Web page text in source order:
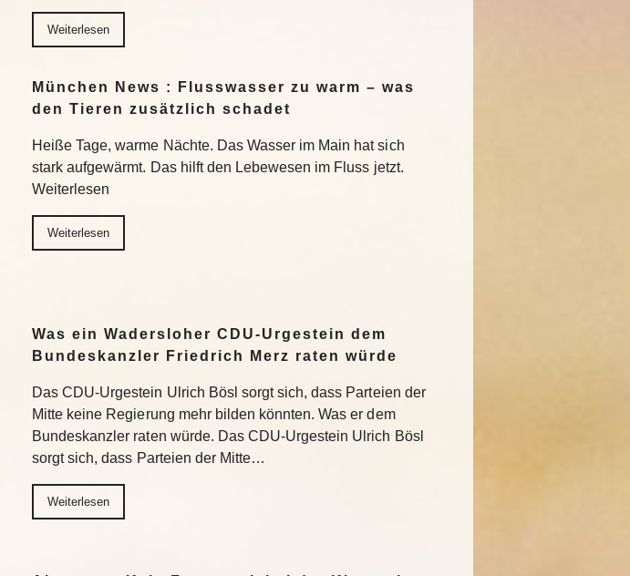
Weiterlesen
München News : Flusswasser zu warm – was
den Tieren zusätzlich schadet
Heiße Tage, warme Nächte. Das Wasser im Main hat sich
stark aufgewärmt. Das hilft den Lebewesen im Fluss jetzt.
Weiterlesen
Weiterlesen
Was ein Wadersloher CDU-Urgestein dem
Bundeskanzler Friedrich Merz raten würde
Das CDU-Urgestein Ulrich Bösl sorgt sich, dass Parteien der
Mitte keine Regierung mehr bilden könnten. Was er dem
Bundeskanzler raten würde. Das CDU-Urgestein Ulrich Bösl
sorgt sich, dass Parteien der Mitte…
Weiterlesen